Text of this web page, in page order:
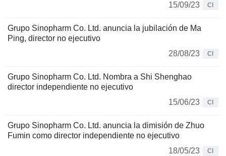
15/09/23
CI
Grupo Sinopharm Co. Ltd. anuncia la jubilación de Ma
Ping, director no ejecutivo
28/08/23
CI
Grupo Sinopharm Co. Ltd. Nombra a Shi Shenghao
director independiente no ejecutivo
15/06/23
CI
Grupo Sinopharm Co. Ltd. anuncia la dimisión de Zhuo
Fumin como director independiente no ejecutivo
18/05/23
CI